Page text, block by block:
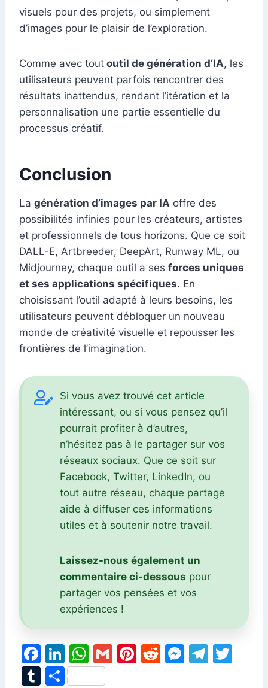
visuels pour des projets, ou simplement
d’images pour le plaisir de l’exploration.
Comme avec tout outil de génération d’IA, les
utilisateurs peuvent parfois rencontrer des
résultats inattendus, rendant l’itération et la
personnalisation une partie essentielle du
processus créatif.
Conclusion
La génération d’images par IA offre des
possibilités infinies pour les créateurs, artistes
et professionnels de tous horizons. Que ce soit
DALL-E, Artbreeder, DeepArt, Runway ML, ou
Midjourney, chaque outil a ses forces uniques
et ses applications spécifiques. En
choisissant l’outil adapté à leurs besoins, les
utilisateurs peuvent débloquer un nouveau
monde de créativité visuelle et repousser les
frontières de l’imagination.
Si vous avez trouvé cet article
intéressant, ou si vous pensez qu’il
pourrait profiter à d’autres,
n’hésitez pas à le partager sur vos
réseaux sociaux. Que ce soit sur
Facebook, Twitter, LinkedIn, ou
tout autre réseau, chaque partage
aide à diffuser ces informations
utiles et à soutenir notre travail.
Laissez-nous également un
commentaire ci-dessous pour
partager vos pensées et vos
expériences !
F
a
Li
n
W
h
G
Pi R
M T
T P